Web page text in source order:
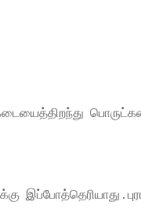
இப்போத்தெரியாது .